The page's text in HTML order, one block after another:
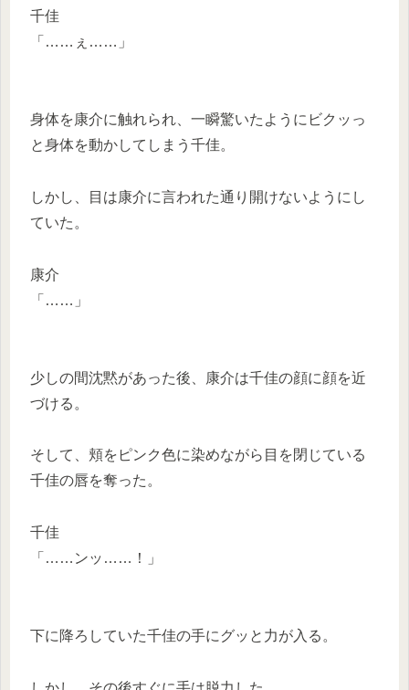
千佳
「……ぇ……」
身体を康介に触れられ、一瞬驚いたようにビクッっ
と身体を動かしてしまう千佳。
しかし、目は康介に言われた通り開けないようにし
ていた。
康介
「……」
少しの間沈黙があった後、康介は千佳の顔に顔を近
づける。
そして、頬をピンク色に染めながら目を閉じている
千佳の唇を奪った。
千佳
「……ンッ……！」
下に降ろしていた千佳の手にグッと力が入る。